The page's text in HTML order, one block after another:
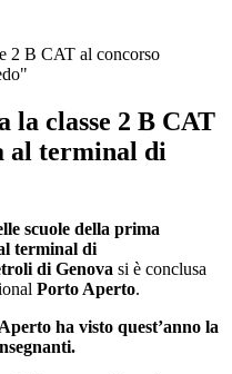
2 B CAT al concorso
classe 2 B CAT
al terminal di
scuole della prima
terminal di
di Genova si è conclusa
Porto Aperto.
ha visto quest’anno la